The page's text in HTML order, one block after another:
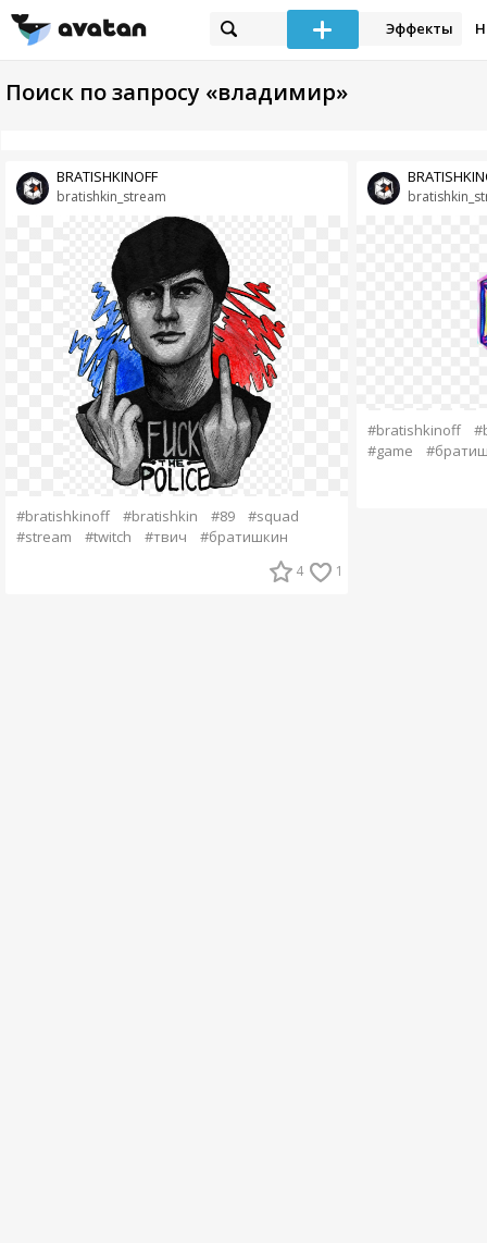
Эффекты
Поиск по запросу «владимир»
bratishkin_stream
BRATISHKINOFF
#bratishkinoff #bratishkin #89
#squad
#stream
#twitch #твич #братишкин
4 1
#bratishkinoff
#game